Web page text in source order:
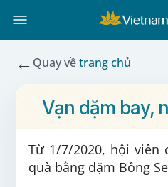
← Quay vềtrang chủ
Vạn dặm bay,
Từ 1/7/2020, hội viên
quà bằng dặm Bông